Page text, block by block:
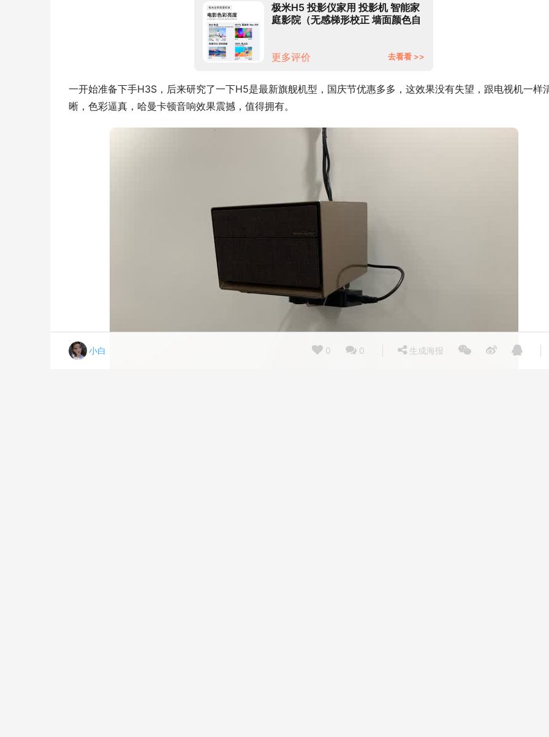
极米H5 投影仪家用 投影机 智能家
庭影院（无感梯形校正 墙面颜色自
更多评价 去看看 >>
一开始准备下手H3S，后来研究了一下H5是最新旗舰机型，国庆节优惠多多，这效果没有失望，跟电视机一样
晰，色彩逼真，哈曼卡顿音响效果震撼，值得拥有。
小白 0 0 生成海报